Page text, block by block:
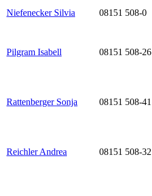
Niefenecker Silvia 08151 508-0
Pilgram Isabell 08151 508-26
Rattenberger Sonja 08151 508-41
Reichler Andrea 08151 508-32